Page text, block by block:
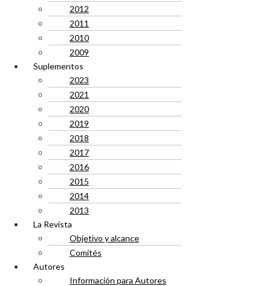
2012
2011
2010
2009
Suplementos
2023
2021
2020
2019
2018
2017
2016
2015
2014
2013
La Revista
Objetivo y alcance
Comités
Autores
Información para Autores